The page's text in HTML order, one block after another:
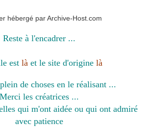
Reste à l'encadrer ...
est làet le site d'origine là
de choses en le réalisant ...
Merci les créatrices ...
qui m'ont aidée ou qui ont admiré
avec patience